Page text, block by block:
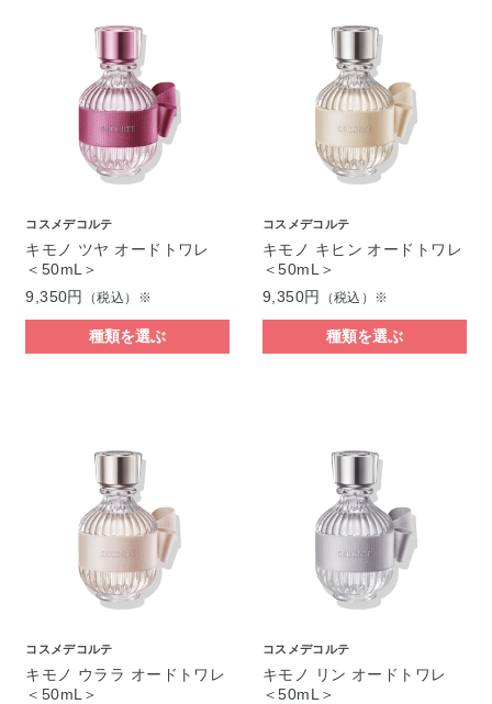
コスメデコルテ
キモノ ツヤ オードトワレ
＜50mL＞
9,350円
（税込）※
種類を選ぶ
コスメデコルテ
キモノ キヒン オードトワレ
＜50mL＞
9,350円
（税込）※
種類を選ぶ
コスメデコルテ
キモノ ウララ オードトワレ
＜50mL＞
コスメデコルテ
キモノ リン オードトワレ
＜50mL＞